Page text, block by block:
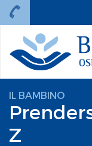
IL BAMBINO
Z